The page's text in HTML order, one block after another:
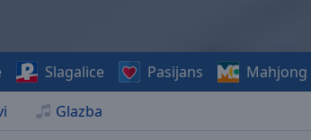
Glazba
Slagalice Pasijans Mahjong